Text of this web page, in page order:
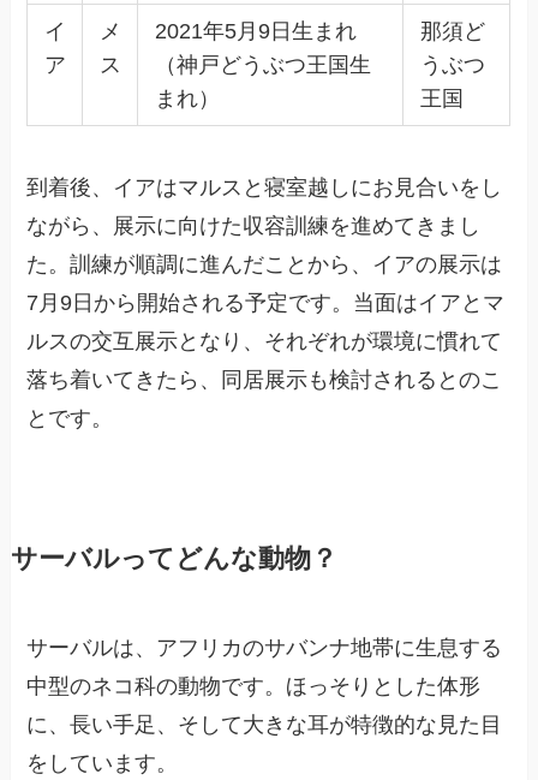
イ
ア
メ
ス
2021年5月9日生まれ
（神戸どうぶつ王国生
まれ）
那須ど
うぶつ
王国
到着後、イアはマルスと寝室越しにお見合いをし
ながら、展示に向けた収容訓練を進めてきまし
た。訓練が順調に進んだことから、イアの展示は
7月9日から開始される予定です。当面はイアとマ
ルスの交互展示となり、それぞれが環境に慣れて
落ち着いてきたら、同居展示も検討されるとのこ
とです。
サーバルってどんな動物？
サーバルは、アフリカのサバンナ地帯に生息する
中型のネコ科の動物です。ほっそりとした体形
に、長い手足、そして大きな耳が特徴的な見た目
をしています。